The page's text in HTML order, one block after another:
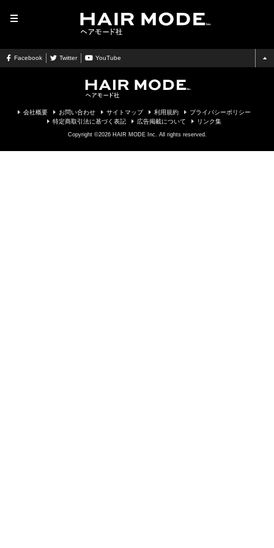
Facebook Twitter YouTube
会社概要 お問い合わせ サイトマップ 利用規約
プライバシーポリシー
特定商取引法に基づく表記
広告掲載について リンク集
Copyright ©2026 HAIR MODE Inc. All rights reserved.